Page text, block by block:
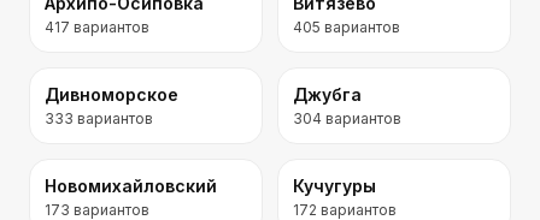
417 вариантов 405 вариантов
Дивноморское
333 вариантов
Джубга
304 вариантов
Новомихайловский
173 вариантов
Кучугуры
172 вариантов